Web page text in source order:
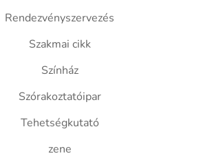
Rendezvényszervezés
Szakmai cikk
Színház
Szórakoztatóipar
Tehetségkutató
zene